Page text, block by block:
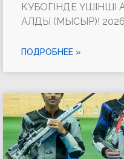
КУБОГІНДЕ
АЛДЫ (МЫСЫР)! 2026
ПОДРОБНЕЕ »